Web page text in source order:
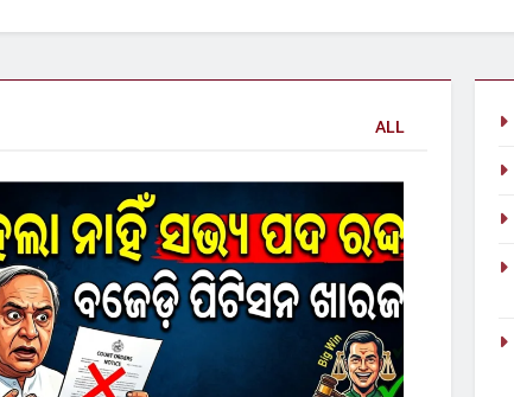
ALL